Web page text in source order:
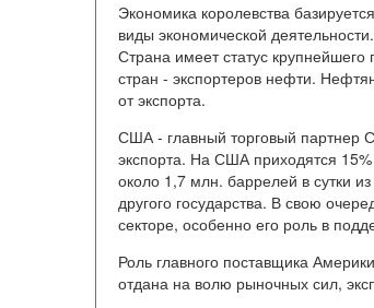
Экономика королевства
виды экономической
Страна имеет статус
стран - экспортеров нефти.
от экспорта.
США - главный торговый партнер
экспорта. На США приходятся
около 1,7 млн. баррелей в сутки
другого государства. В свою
секторе, особенно его роль в
Роль главного поставщика
отдана на волю рыночных сил,